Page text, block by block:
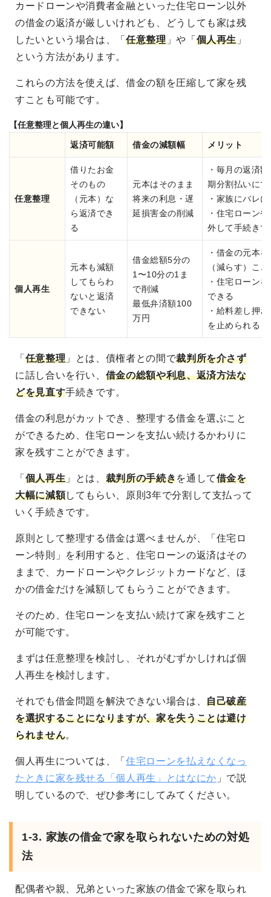
カードローンや消費者金融といった住宅ローン以外
の借金の返済が厳しいけれども、どうしても家は残
したいという場合は、「任意整理」や「 個人再生 」
という方法があります。
これらの方法を使えば、借金の額を圧縮して家を残
すことも可能です。
【任意整理と個人再生の違い】
返済可能額 借金の減額幅 メリット
任意整理
借りたお金
そのもの
（元本）な
ら返済でき
る
元本はそのまま
将来の利息・遅
延損害金の削減
・毎月の返済
期分割払いに
・家族にバレ
・住宅ローン
外して手続きで
個人再生
元本も減額
してもらわ
ないと返済
できない
借金総額5分の
1〜10分の1ま
で削減
最低弁済額100
万円
・借金の元本
（減らす）こ
・住宅ローン
できる
・給料差し押
を止められる
「 任意整理 」とは、債権者との間で裁判所を介さず
に話し合いを行い、 借金の総額や利息、返済方法な
どを見直す手続きです。
借金の利息がカットでき、整理する借金を選ぶこと
ができるため、住宅ローンを支払い続けるかわりに
家を残すことができます。
「 個人再生 」とは、 裁判所の手続きを通して借金を
大幅に減額してもらい、原則3年で分割して支払って
いく手続きです。
原則として整理する借金は選べませんが、「住宅ロ
ーン特則」を利用すると、住宅ローンの返済はその
ままで、カードローンやクレジットカードなど、ほ
かの借金だけを減額してもらうことができます。
そのため、住宅ローンを支払い続けて家を残すこと
が可能です。
まずは任意整理を検討し、それがむずかしければ個
人再生を検討します。
それでも借金問題を解決できない場合は、自己破産
を選択することになりますが、家を失うことは避け
られません。
個人再生については、「住宅ローンを払えなくなっ
たときに家を残せる「個人再生」とはなにか 」で説
明しているので、ぜひ参考にしてみてください。
1-3. 家族の借金で家を取られないための対処
法
配偶者や親、兄弟といった家族の借金で家を取られ